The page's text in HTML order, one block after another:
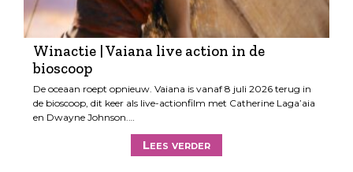
Winactie | Vaiana live action in de
bioscoop
De oceaan roept opnieuw. Vaiana is vanaf 8 juli 2026 terug in
de bioscoop, dit keer als live-actionfilm met Catherine Laga’aia
en Dwayne Johnson.…
Lees verder